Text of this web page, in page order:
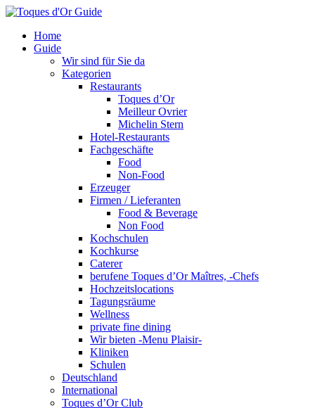
Home
Guide
Wir sind für Sie da
Kategorien
Restaurants
Toques d’Or
Meilleur Ovrier
Michelin Stern
Hotel-Restaurants
Fachgeschäfte
Food
Non-Food
Erzeuger
Firmen / Lieferanten
Food & Beverage
Non Food
Kochschulen
Kochkurse
Caterer
berufene Toques d’Or Maîtres, -Chefs
Hochzeitslocations
Tagungsräume
Wellness
private fine dining
Wir bieten -Menu Plaisir-
Kliniken
Schulen
Deutschland
International
Toques d’Or Club